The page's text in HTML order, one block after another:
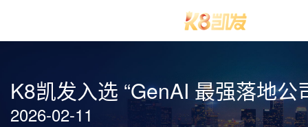
K8凯发入选 “GenAI 最强落地
2026-02-11